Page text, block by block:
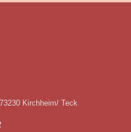
Kirchheim/ Teck